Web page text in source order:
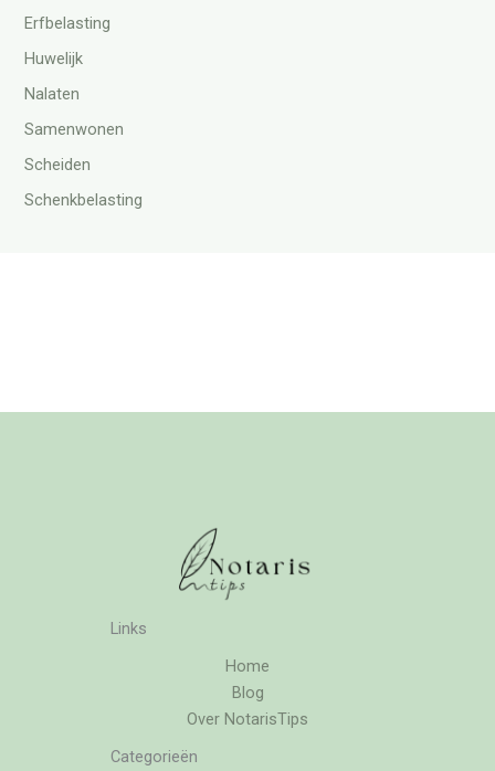
Erfbelasting
Huwelijk
Nalaten
Samenwonen
Scheiden
Schenkbelasting
Links
Home
Blog
Over NotarisTips
Categorieën